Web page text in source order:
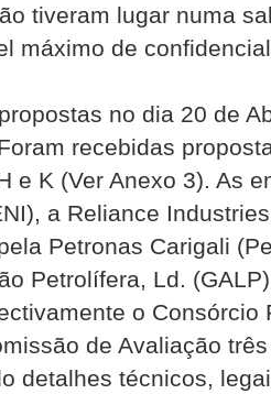
tiveram lugar numa
máximo de
no dia 20 de
recebidas
e K (Ver Anexo 3). As
a Reliance
Petronas Carigali
Petrolífera, Ld.
o Consórcio
de Avaliação
detalhes técnicos,